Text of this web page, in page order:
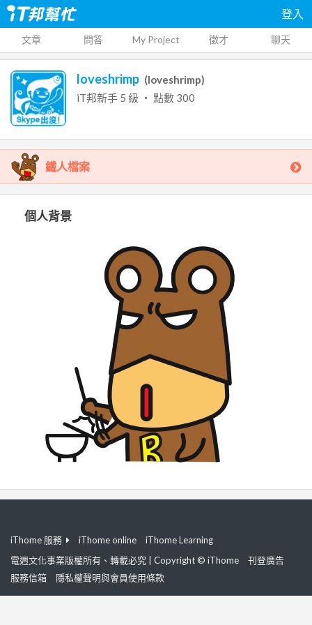
登入
文章 問答 My Project 徵才 聊天
loveshrimp (loveshrimp)
iT邦新手 5 級 ‧ 點數 300
鐵人檔案
個人背景
iThome 服務 iThome online
iThome Learning
電週文化事業版權所有、轉載必究 | Copyright © iThome
刊登廣告
服務信箱
隱私權聲明與會員使用條款